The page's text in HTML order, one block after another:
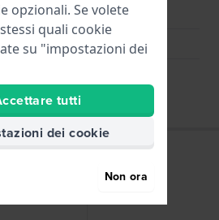
Bronzo
Vite della sella
opzionali. Se volete
quali cookie
su "impostazioni dei
tutti
dei cookie
Non ora